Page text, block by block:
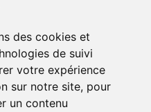
des cookies et
de suivi
votre expérience
sur notre site, pour
un contenu
des cookies et
de suivi
votre expérience
sur notre site, pour
un contenu